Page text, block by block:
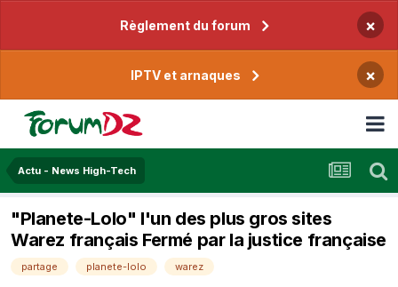
Règlement du forum ×
IPTV et arnaques ×
Actu - News High-Tech
"Planete-Lolo" l'un des plus gros sites
Warez français Fermé par la justice française
partage planete-lolo warez